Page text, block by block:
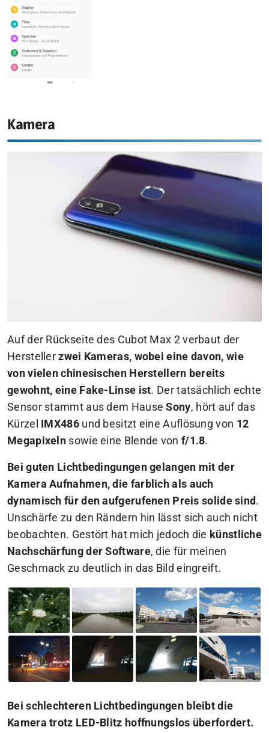
Kamera
Auf der Rückseite des Cubot Max 2 verbaut der
Herstellerzwei Kameras, wobei eine davon, wie
von vielen chinesischen Herstellern bereits
gewohnt, eine Fake-Linse ist. Der tatsächlich echte
Sensor stammt aus dem HauseSony, hört auf das
Kürzel IMX486und besitzt eine Auflösung von 12
Megapixeln sowie eine Blende von f/1.8.
Bei guten Lichtbedingungen gelangen mit der
Kamera Aufnahmen, die farblich als auch
dynamisch für den aufgerufenen Preis solide sind .
Unschärfe zu den Rändern hin lässt sich auch nicht
beobachten. Gestört hat mich jedoch die künstliche
Nachschärfung der Software, die für meinen
Geschmack zu deutlich in das Bild eingreift.
Bei schlechteren Lichtbedingungen bleibt die
Kamera trotz LED-Blitz hoffnungslos überfordert.